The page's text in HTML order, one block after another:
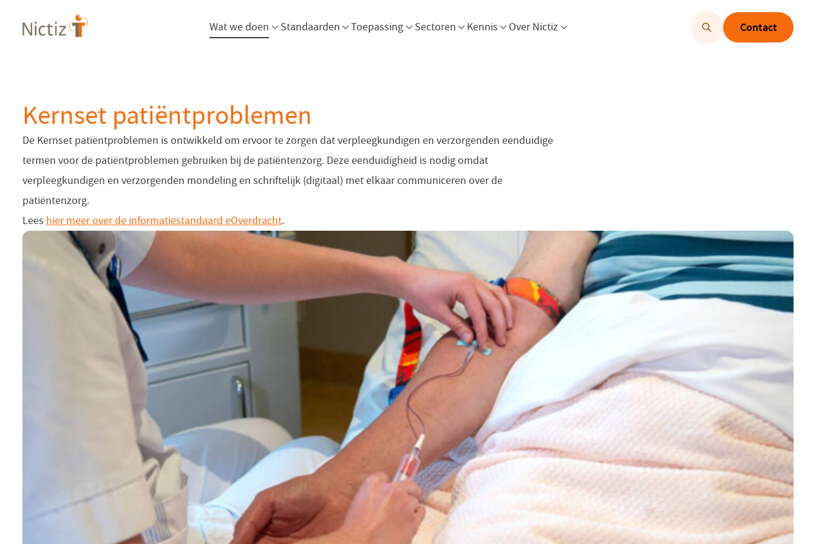
en
Wat we doen Menu openen
Standaarden Menu openen
Toepassing Menu openen
Sectoren Menu openen
Kennis Menu openen
Over Nictiz Contact
Kernset patiëntproblemen
De Kernset patiëntproblemen is ontwikkeld om ervoor te zorgen dat verpleegkundigen en verzorgenden eenduidige
termen voor de patiëntproblemen gebruiken bij de patiëntenzorg. Deze eenduidigheid is nodig omdat
verpleegkundigen en verzorgenden mondeling en schriftelijk (digitaal) met elkaar communiceren over de
patiëntenzorg.
Lees hier meer over de informatiestandaard eOverdracht.